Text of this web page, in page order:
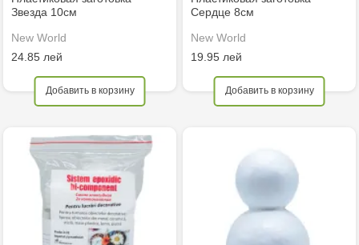
Звезда 10см
New World
24.85 лей
Добавить в корзину
Сердце 8см
New World
19.95 лей
Добавить в корзину